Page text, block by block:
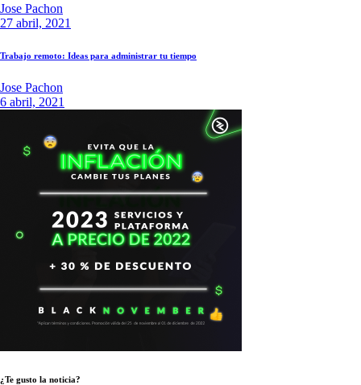
Jose Pachon
27 abril, 2021
Trabajo remoto: Ideas para administrar tu tiempo
Jose Pachon
6 abril, 2021
¿Te gusto la noticia?